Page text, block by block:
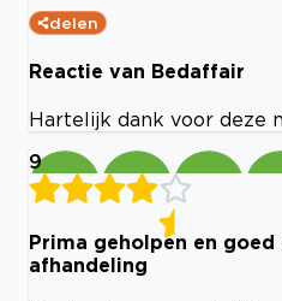
delen
Reactie van Bedaffair
Hartelijk dank voor deze
9
Prima geholpen en goed
afhandeling